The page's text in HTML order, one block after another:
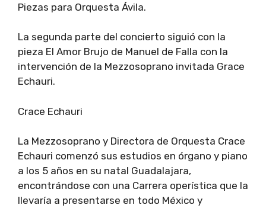
Piezas para Orquesta Ávila.
La segunda parte del concierto siguió con la
pieza El Amor Brujo de Manuel de Falla con la
intervención de la Mezzosoprano invitada Grace
Echauri.
Crace Echauri
La Mezzosoprano y Directora de Orquesta Crace
Echauri comenzó sus estudios en órgano y piano
a los 5 años en su natal Guadalajara,
encontrándose con una Carrera operística que la
llevaría a presentarse en todo México y